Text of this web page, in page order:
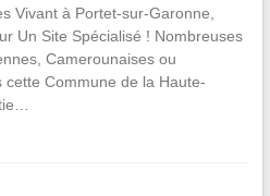
Vivant à Portet-sur-Garonne,
Un Site Spécialisé ! Nombreuses
Camerounaises ou
Commune de la Haute-